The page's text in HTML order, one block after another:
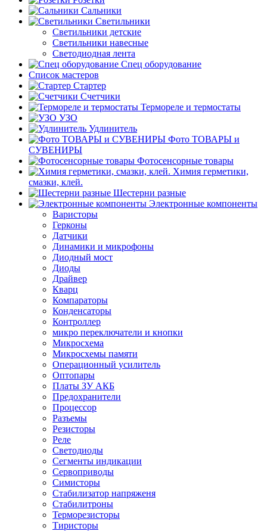
Сальники
Светильники
Светильники детские
Светильники навесные
Светодиодная лента
Спец оборудование
Список мастеров
Стартер
Счетчики
Термореле и термостаты
УЗО
Удлинитель
Фото ТОВАРЫ и
СУВЕНИРЫ
Фотосенсорные товары
Химия герметики,
смазки, клей.
Шестерни разные
Электронные компоненты
Варисторы
Герконы
Датчики
Динамики и микрофоны
Диодный мост
Диоды
Драйвер
Кварц
Компараторы
Конденсаторы
Контроллер
микро переключатели и кнопки
Микросхема
Микросхемы памяти
Операционный усилитель
Оптопары
Платы ЗУ АКБ
Предохранители
Процессор
Разъемы
Резисторы
Реле
Светодиоды
Сегменты индикации
Сервоприводы
Симисторы
Стабилизатор напряженя
Стабилитроны
Терморезисторы
Тиристоры